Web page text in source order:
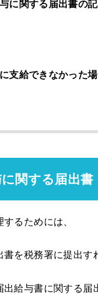
に関する届出書の
支給できなかった
関する届出書
るためには、
を税務署に提出す
給与書に関する届